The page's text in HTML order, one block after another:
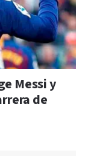
Messi y
de